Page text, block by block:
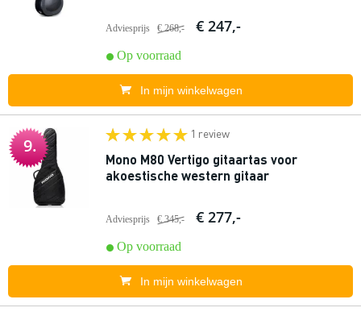
Adviesprijs € 268,- € 247,-
Op voorraad
In mijn winkelwagen
9.
1 review
Mono M80 Vertigo gitaartas voor
akoestische western gitaar
Adviesprijs € 345,- € 277,-
Op voorraad
In mijn winkelwagen